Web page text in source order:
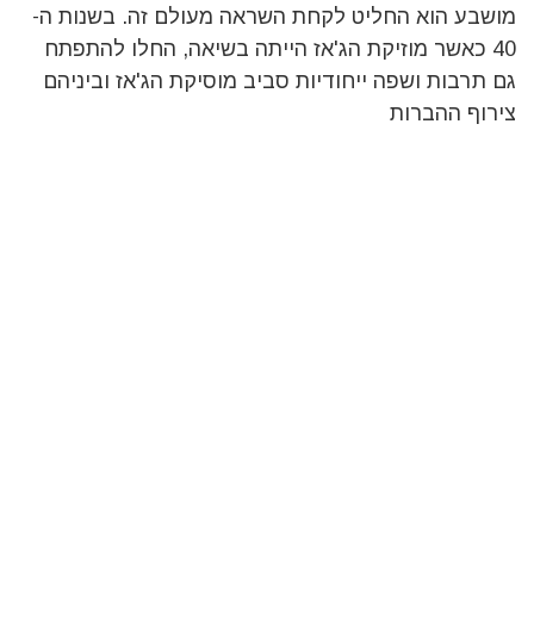
מושבע הוא החליט לקחת השראה מעולם זה. בשנות ה-
40 כאשר מוזיקת הג'אז הייתה בשיאה, החלו להתפתח
גם תרבות ושפה ייחודיות סביב מוסיקת הג'אז וביניהם
צירוף ההברות